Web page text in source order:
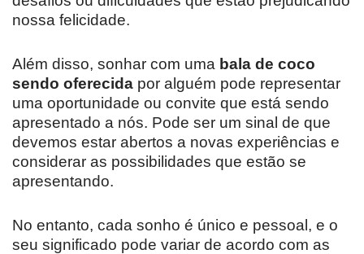
nossa felicidade.
Além disso, sonhar com uma bala de coco
sendo oferecida por alguém pode representar
uma oportunidade ou convite que está sendo
apresentado a nós. Pode ser um sinal de que
devemos estar abertos a novas experiências e
considerar as possibilidades que estão se
apresentando.
No entanto, cada sonho é único e pessoal, e o
seu significado pode variar de acordo com as